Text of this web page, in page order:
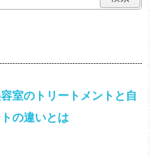
室のトリートメントと自
の違いとは